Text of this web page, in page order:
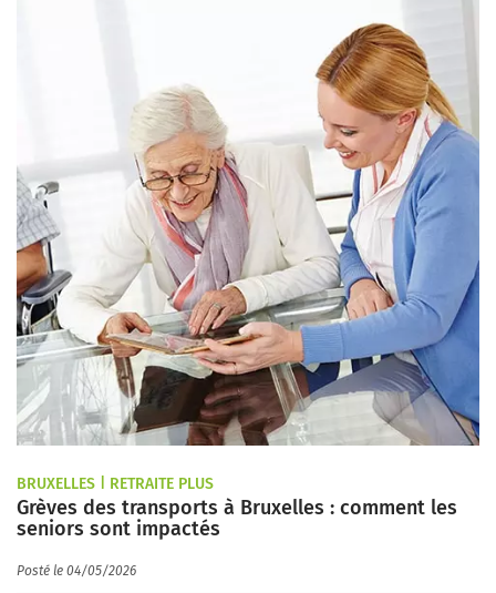
BRUXELLES | RETRAITE PLUS
Grèves des transports à Bruxelles : comment les
seniors sont impactés
Posté le 04/05/2026